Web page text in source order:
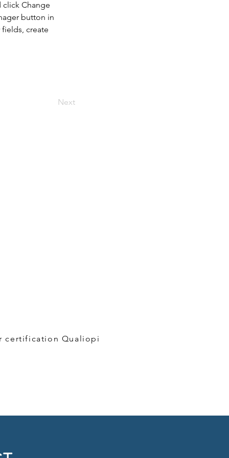
Change
button in
create
Next
certification Qualiopi